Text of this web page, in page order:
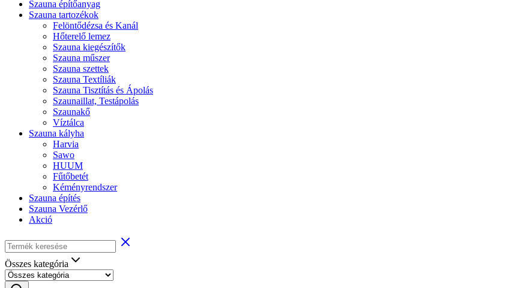
Szauna építőanyag
Szauna tartozékok
Felöntődézsa és Kanál
Hőterelő lemez
Szauna kiegészítők
Szauna műszer
Szauna szettek
Szauna Textíliák
Szauna Tisztítás és Ápolás
Szaunaillat, Testápolás
Szaunakő
Víztálca
Szauna kályha
Harvia
Sawo
HUUM
Fűtőbetét
Kéményrendszer
Szauna építés
Szauna Vezérlő
Akció
Összes kategória